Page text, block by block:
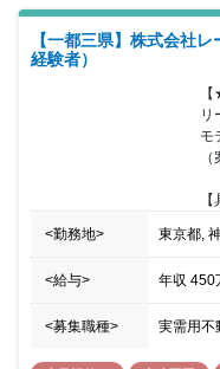
【一都三県】株式会社
経験者）
リ
モ
<勤務地> 東京都,
<給与> 年収 450
<募集職種> 実需用不